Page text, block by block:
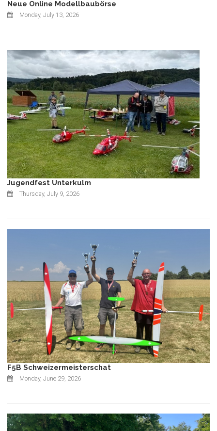
Neue Online Modellbaubörse
Monday, July 13, 2026
Jugendfest Unterkulm
Thursday, July 9, 2026
F5B Schweizermeisterschat
Monday, June 29, 2026